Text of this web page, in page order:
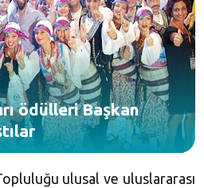
ödülleri Başkan
ulusal ve uluslararası